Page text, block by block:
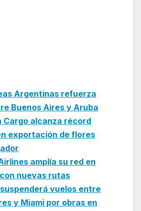
Argentinas refuerza
Buenos Aires y Aruba
Cargo alcanza récord
exportación de flores
amplía su red en
nuevas rutas
vuelos entre
y Miami por obras en